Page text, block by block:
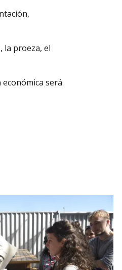
la proeza, el
será